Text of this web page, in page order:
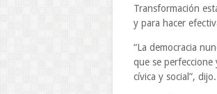
Transformación
y para hacer
“La democracia
que se perfeccione
cívica y social”, dijo.